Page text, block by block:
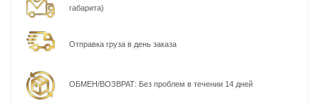
габарита)
Отправка груза в день заказа
ОБМЕН/ВОЗВРАТ: Без проблем в течении 14 дней